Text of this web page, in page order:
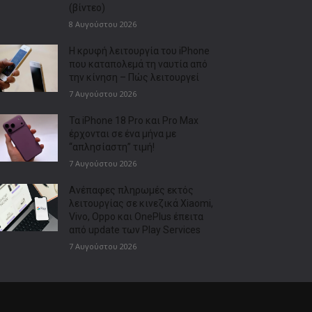
(βίντεο)
8 Αυγούστου 2026
Η κρυφή λειτουργία του iPhone
που καταπολεμά τη ναυτία από
την κίνηση – Πώς λειτουργεί
7 Αυγούστου 2026
Τα iPhone 18 Pro και Pro Max
έρχονται σε ένα μήνα με
“απλησίαστη” τιμή!
7 Αυγούστου 2026
Ανέπαφες πληρωμές εκτός
λειτουργίας σε κινεζικά Xiaomi,
Vivo, Oppo και OnePlus έπειτα
από update των Play Services
7 Αυγούστου 2026